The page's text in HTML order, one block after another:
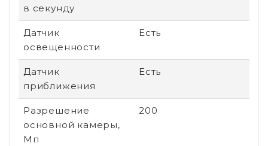
в секунду
Датчик
освещенности
Есть
Датчик
приближения
Есть
Разрешение
основной камеры,
Мп
200